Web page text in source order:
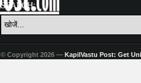
SEARCH:
© Copyright 2026 — KapilVastu Post: Get